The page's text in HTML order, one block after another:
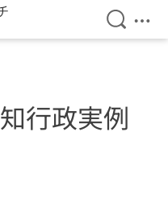
検索を
メ
行政実例